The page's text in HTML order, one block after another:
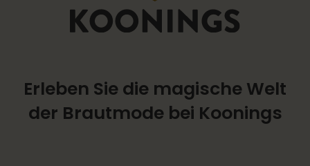
Erleben Sie die magische Welt
der Brautmode bei Koonings